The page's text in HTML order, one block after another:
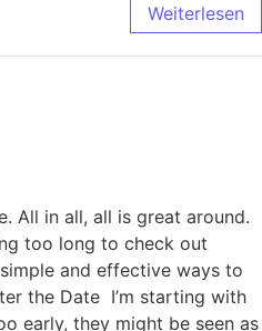
Weiterlesen
All in all, all is great around.
too long to check out
and effective ways to
the Date I’m starting with
early, they might be seen as